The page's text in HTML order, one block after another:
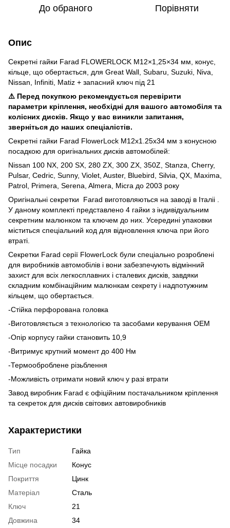
До обраного Порівняти
Опис
Секретні гайки Farad FLOWERLOCK M12×1,25×34 мм, конус,
кільце, що обертається, для Great Wall, Subaru, Suzuki, Niva,
Nissan, Infiniti, Matiz + запасний ключ під 21
⚠️ Перед покупкою рекомендується перевірити
параметри кріплення, необхідні для вашого автомобіля та
колісних дисків. Якщо у вас виникли запитання,
зверніться до наших спеціалістів.
Секретні гайки Farad FlowerLock M12x1.25x34 мм з конусною
посадкою для оригінальних дисків автомобілей:
Nissan 100 NX, 200 SX, 280 ZX, 300 ZX, 350Z, Stanza, Cherry,
Pulsar, Cedric, Sunny, Violet, Auster, Bluebird, Silvia, QX, Maxima,
Patrol, Primera, Serena, Almera, Micra до 2003 року
Оригінальні секретки Farad виготовляються на заводі в Італіі .
У даному комплекті представлено 4 гайки з індивідуальним
секретним малюнком та ключем до них. Усередині упаковки
міститься спеціальний код для відновлення ключа при його
втраті.
Секретки Farad серії FlowerLock були спеціально розроблені
для виробників автомобілів і вони забезпечують відмінний
захист для всіх легкосплавних і сталевих дисків, завдяки
складним комбінаційним малюнкам секрету і надпотужним
кільцем, що обертається.
-Стійка перфорована головка
-Виготовляється з технологією та засобами керування OEM
-Опір корпусу гайки становить 10,9
-Витримує крутний момент до 400 Нм
-Термооброблене різьблення
-Можливість отримати новий ключ у разі втрати
Завод виробник Farad є офіційним постачальником кріплення
та секреток для дисків світових автовиробників
Характеристики
Тип
Гайка
Місце посадки
Конус
Покриття
Цинк
Матеріал
Сталь
Ключ
21
Довжина
34